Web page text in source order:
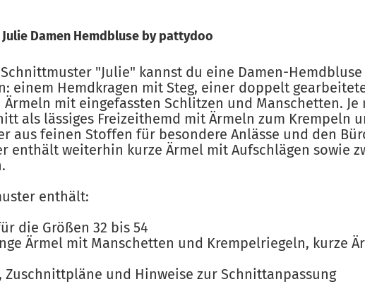
Damen Hemdbluse by pattydoo
"Julie" kannst du eine Damen-
einem Hemdkragen mit Steg, einer doppelt
Ärmeln mit eingefassten Schlitzen und Manschetten.
als lässiges Freizeithemd mit Ärmeln zum Krempeln
aus feinen Stoffen für besondere Anlässe und den
enthält weiterhin kurze Ärmel mit Aufschlägen sowie
enthält:
die Größen 32 bis 54
Ärmel mit Manschetten und Krempelriegeln, kurze
Zuschnittpläne und Hinweise zur Schnittanpassung